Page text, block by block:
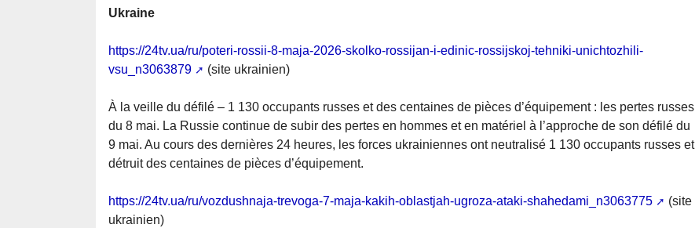
Ukraine
https://24tv.ua/ru/poteri-rossii-8-maja-2026-skolko-rossijan-i-edinic-rossijskoj-tehniki-unichtozhili-
vsu_n3063879
(site ukrainien)
À la veille du défilé – 1 130 occupants russes et des centaines de pièces d’équipement : les pertes russes
du 8 mai. La Russie continue de subir des pertes en hommes et en matériel à l’approche de son défilé du
9 mai. Au cours des dernières 24 heures, les forces ukrainiennes ont neutralisé 1 130 occupants russes et
détruit des centaines de pièces d’équipement.
https://24tv.ua/ru/vozdushnaja-trevoga-7-maja-kakih-oblastjah-ugroza-ataki-shahedami_n3063775
(site
ukrainien)